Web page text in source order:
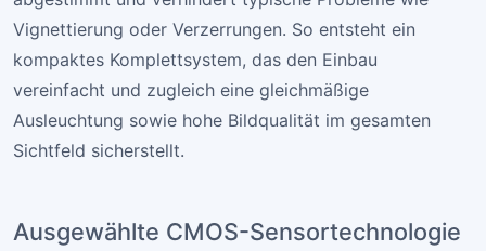
Vignettierung oder Verzerrungen. So entsteht ein
kompaktes Komplettsystem, das den Einbau
vereinfacht und zugleich eine gleichmäßige
Ausleuchtung sowie hohe Bildqualität im gesamten
Sichtfeld sicherstellt.
Ausgewählte CMOS-Sensortechnologie